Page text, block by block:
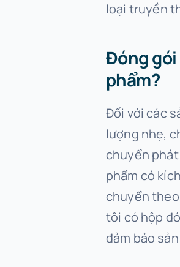
loại truyền
Đóng gói
phẩm?
Đối với các
lượng nhẹ,
chuyển phát
phẩm có
chuyển
tôi có hộp
đảm bảo